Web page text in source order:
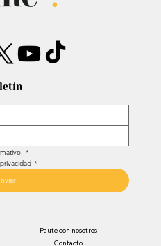
*
*
Paute con nosotros
Contacto